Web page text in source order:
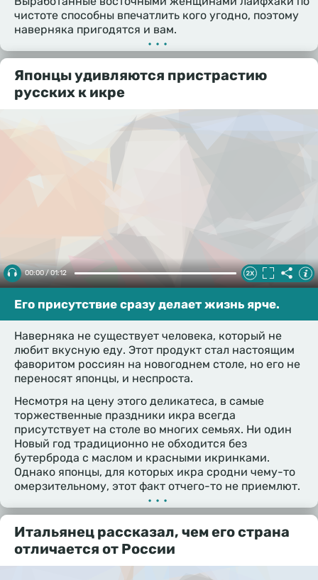
чистоте способны впечатлить кого угодно, поэтому
наверняка пригодятся и вам.
•••
Японцы удивляются пристрастию
русских к икре
00:00 / 01:12
Его присутствие сразу делает жизнь ярче.
Наверняка не существует человека, который не
любит вкусную еду. Этот продукт стал настоящим
фаворитом россиян на новогоднем столе, но его не
переносят японцы, и неспроста.
Несмотря на цену этого деликатеса, в самые
торжественные праздники икра всегда
присутствует на столе во многих семьях. Ни один
Новый год традиционно не обходится без
бутерброда с маслом и красными икринками.
Однако японцы, для которых икра сродни чему-то
омерзительному, этот факт отчего-то не приемлют.
•••
Итальянец рассказал, чем его страна
отличается от России